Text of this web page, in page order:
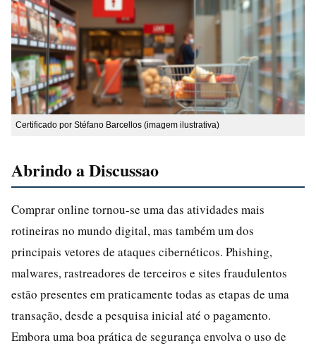
Certificado por Stéfano Barcellos (imagem ilustrativa)
Abrindo a Discussao
Comprar online tornou-se uma das atividades mais
rotineiras no mundo digital, mas também um dos
principais vetores de ataques cibernéticos. Phishing,
malwares, rastreadores de terceiros e sites fraudulentos
estão presentes em praticamente todas as etapas de uma
transação, desde a pesquisa inicial até o pagamento.
Embora uma boa prática de segurança envolva o uso de